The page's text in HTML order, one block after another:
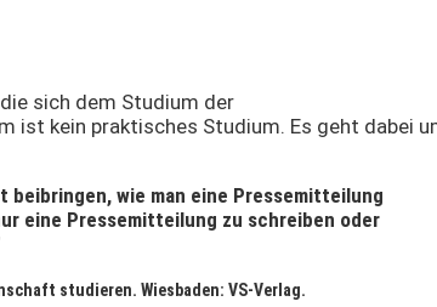
sich dem Studium der
ist kein praktisches Studium. Es geht dabei
beibringen, wie man eine Pressemitteilung
eine Pressemitteilung zu schreiben oder
studieren. Wiesbaden: VS-Verlag.